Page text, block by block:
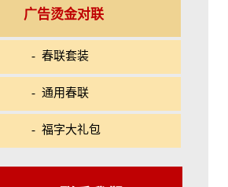
广告烫金对联
- 春联套装
- 通用春联
- 福字大礼包